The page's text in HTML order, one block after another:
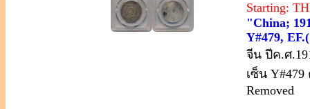
Starting:
"China;
Y#479,
จีน ปีค.ศ
เซ็น Y#479
Removed